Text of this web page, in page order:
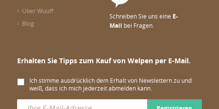
Über Wuuff
Blog
Schreiben Sie uns eine E-
Mail bei Fragen.
Erhalten Sie Tipps zum Kauf von Welpen per E-Mail.
Ich stimme ausdrücklich dem Erhalt von Newslettern zu und
weiß, dass ich mich jederzeit abmelden kann.